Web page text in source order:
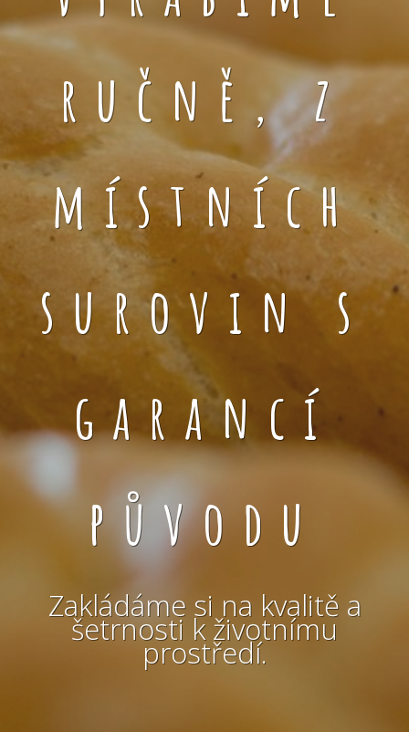
ručně, z
místních
surovin s
garancí
původu
Zakládáme si na kvalitě a
šetrnosti k životnímu
prostředí.